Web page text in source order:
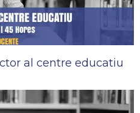
al centre educatiu